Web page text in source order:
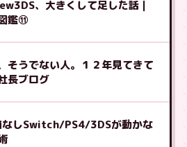
、大きくして足した話｜
鑑⑪
そうでない人。１２年見てきて
長ブログ
なしSwitch/PS4/3DSが動かな